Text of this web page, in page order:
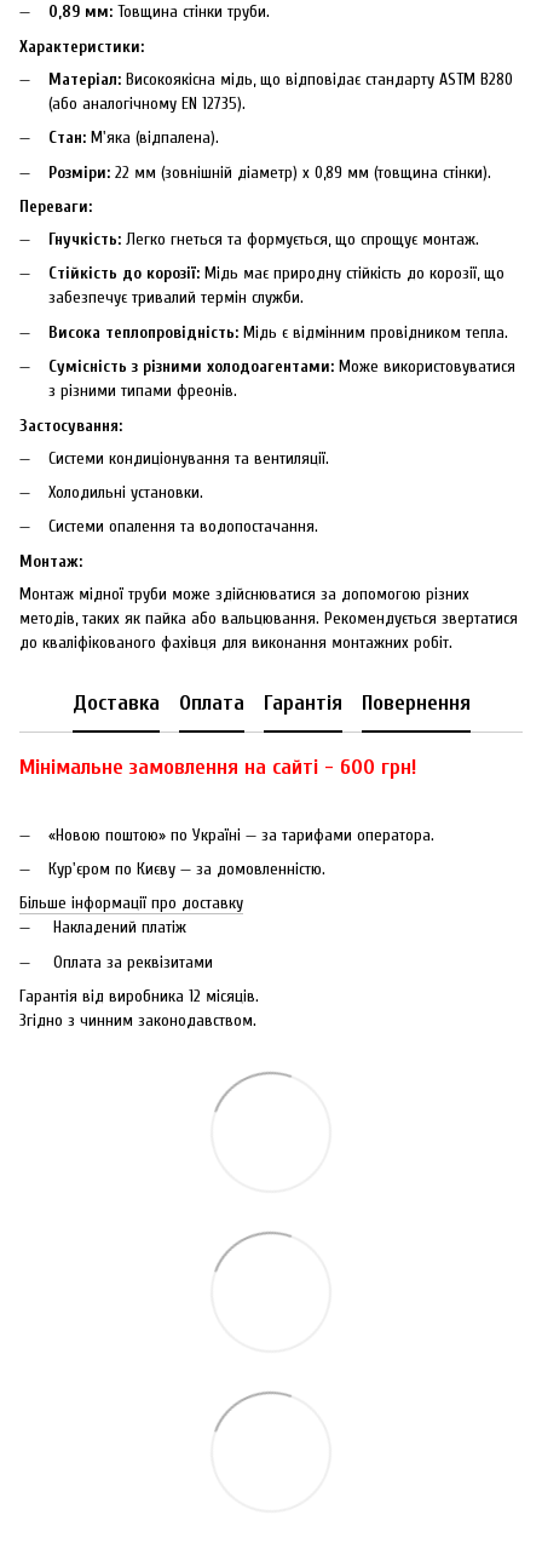
0,89 мм: Товщина стінки труби.
Характеристики:
Матеріал: Високоякісна мідь, що відповідає стандарту ASTM B280
(або аналогічному EN 12735).
Стан: М'яка (відпалена).
Розміри: 22 мм (зовнішній діаметр) x 0,89 мм (товщина стінки).
Переваги:
Гнучкість: Легко гнеться та формується, що спрощує монтаж.
Стійкість до корозії: Мідь має природну стійкість до корозії, що
забезпечує тривалий термін служби.
Висока теплопровідність: Мідь є відмінним провідником тепла.
Сумісність з різними холодоагентами: Може використовуватися
з різними типами фреонів.
Застосування:
Системи кондиціонування та вентиляції.
Холодильні установки.
Системи опалення та водопостачання.
Монтаж:
Монтаж мідної труби може здійснюватися за допомогою різних
методів, таких як пайка або вальцювання. Рекомендується звертатися
до кваліфікованого фахівця для виконання монтажних робіт.
Доставка Оплата Гарантія Повернення
Мінімальне замовлення на сайті - 600 грн!
«Новою поштою» по Україні — за тарифами оператора.
Кур'єром по Києву — за домовленністю.
Більше інформації про доставку
Накладений платіж
Оплата за реквізитами
Гарантія від виробника 12 місяців.
Згідно з чинним законодавством.